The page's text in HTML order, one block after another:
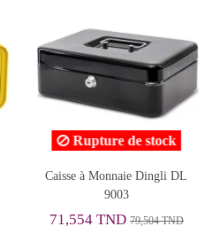
Rupture de stock
Caisse à Monnaie Dingli DL
9003
71,554 TND 79,504 TND